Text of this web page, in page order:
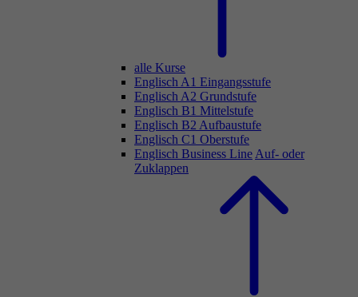
alle Kurse
Englisch A1 Eingangsstufe
Englisch A2 Grundstufe
Englisch B1 Mittelstufe
Englisch B2 Aufbaustufe
Englisch C1 Oberstufe
Englisch Business Line Auf- oder
Zuklappen